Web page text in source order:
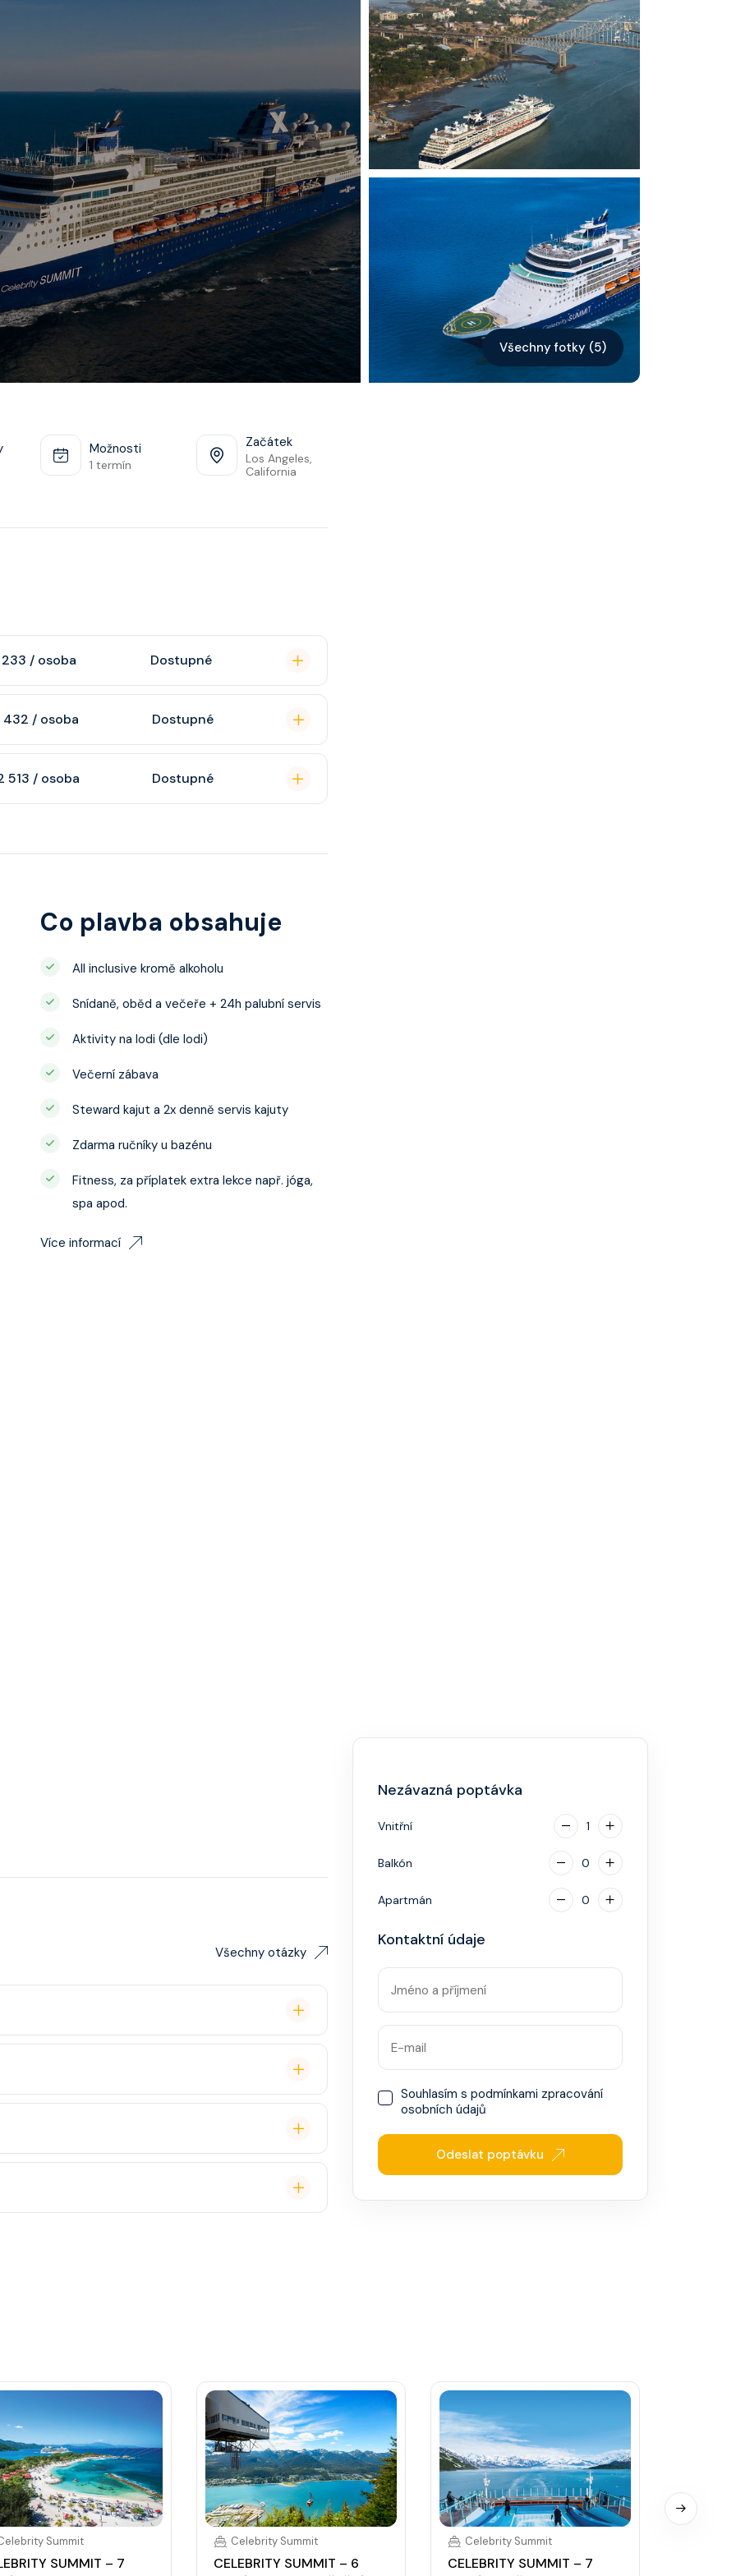
Kontakt
Vyhledat plavbu
Všechny fotky (5)
Možnosti
1 termín
Začátek
Los Angeles,
California
233 / osoba Dostupné
koupelnu se
432 / osoba Dostupné
koupelnu
TV,
513 / osoba Dostupné
šatnu,
Co plavba obsahuje
All inclusive kromě alkoholu
Snídaně, oběd a večeře + 24h palubní servis
Aktivity na lodi (dle lodi)
Večerní zábava
Steward kajut a 2x denně servis kajuty
Zdarma ručníky u bazénu
Fitness, za příplatek extra lekce např. jóga,
spa apod.
Více informací
Všechny otázky
Nezávazná poptávka
Vnitřní 1
Balkón 0
Apartmán 0
Kontaktní údaje
Souhlasím spodmínkami zpracování
osobních údajů
Odeslat poptávku
Summit
SUMMIT – 7
Celebrity Summit
CELEBRITY SUMMIT – 6
Celebrity Summit
CELEBRITY SUMMIT – 7